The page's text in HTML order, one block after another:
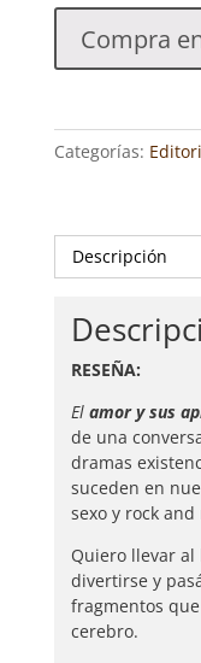
SUS
APLICACIONES.
AINARA
REY
cantidad
Compra
Categorías:
RESEÑA:
El amor y sus
de una
dramas
suceden en
sexo y rock
Quiero llevar
divertirse y
fragmentos
cerebro.